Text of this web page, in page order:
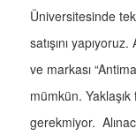
Üniversitesinde
satışını
ve markası
mümkün.
gerekmiyor.